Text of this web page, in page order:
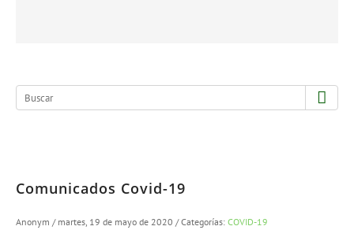
Comunicados Covid-19
Anonym / martes, 19 de mayo de 2020 / Categorías: COVID-19